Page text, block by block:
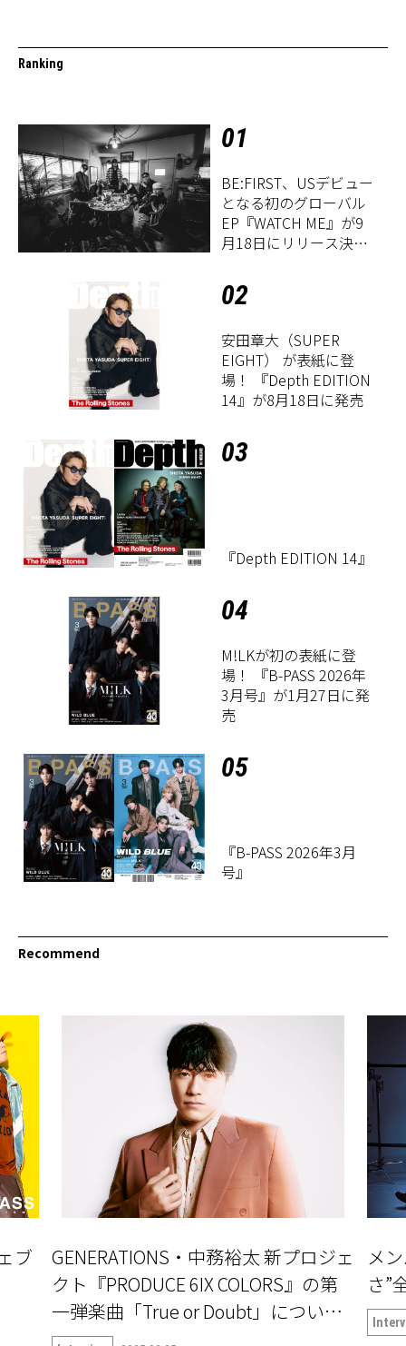
Ranking
01
BE:FIRST、USデビュー
となる初のグローバル
EP『WATCH ME』が9
月18日にリリース決
02
安田章大（SUPER
EIGHT） が表紙に登
場！ 『Depth EDITION
14』が8月18日に発売
03
『Depth EDITION 14』
04
M!LKが初の表紙に登
場！ 『B-PASS 2026年
3月号』が1月27日に発
売
05
『B-PASS 2026年3月
号』
Recommend
ブ
GENERATIONS・中務裕太 新プロジェ
クト『PRODUCE 6IX COLORS』の第
一弾楽曲「True or Doubt」について
語る
メ
さ”